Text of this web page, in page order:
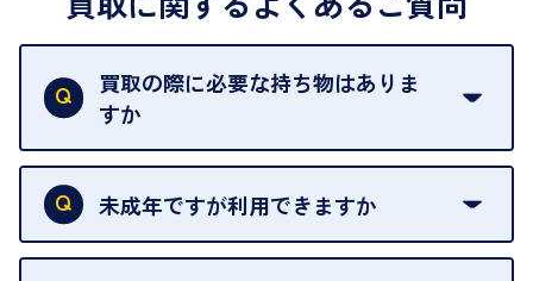
買取の際に必要な持ち物はありま
すか
本人確認書類をご用意ください。ご利用になれる書
類はこちらをご確認ください。
未成年ですが利用できますか
18歳未満の方は、保護者の同意があってもご利用い